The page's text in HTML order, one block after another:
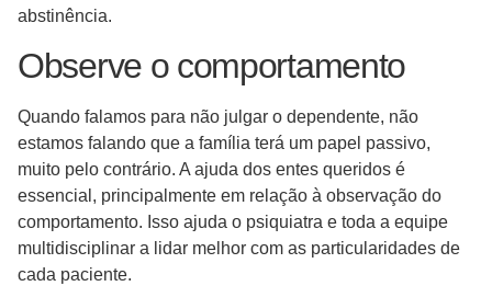
abstinência.
Observe o comportamento
Quando falamos para não julgar o dependente, não
estamos falando que a família terá um papel passivo,
muito pelo contrário. A ajuda dos entes queridos é
essencial, principalmente em relação à observação do
comportamento. Isso ajuda o psiquiatra e toda a equipe
multidisciplinar a lidar melhor com as particularidades de
cada paciente.